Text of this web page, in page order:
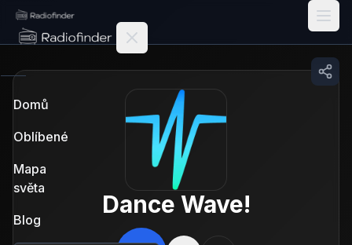
Radiofinder home
Domů
Oblíbené
Mapa
světa
Blog
Dance Wave!